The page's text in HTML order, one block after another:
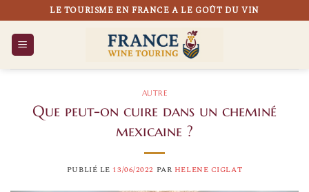
au
contenu
LE TOURISME EN FRANCE A LE GOÛT DU VIN
AUTRE
Que peut-on cuire dans un cheminé
mexicaine ?
PUBLIÉ LE 13/06/2022 PAR HELENE CIGLAT